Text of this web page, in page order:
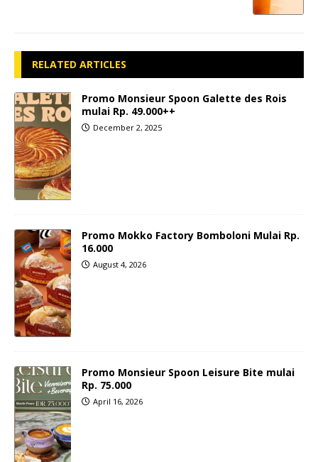
RELATED ARTICLES
Promo Monsieur Spoon Galette des Rois
mulai Rp. 49.000++
December 2, 2025
Promo Mokko Factory Bomboloni Mulai Rp.
16.000
August 4, 2026
Promo Monsieur Spoon Leisure Bite mulai
Rp. 75.000
April 16, 2026